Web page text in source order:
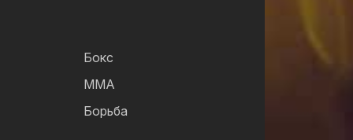
Бокс
ММА
Борьба